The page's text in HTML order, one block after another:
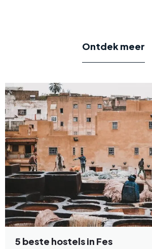
Ontdek meer
5 beste hostels in Fes